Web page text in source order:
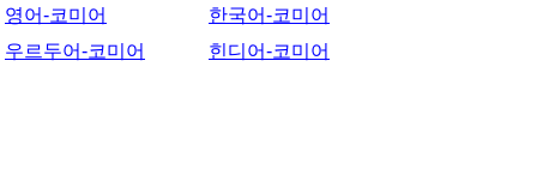
영어-코미어
우르두어-코미어
한국어-코미어
힌디어-코미어